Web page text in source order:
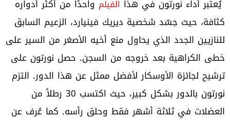
يُعتبر أداء نورتون في هذا الفيلم واحدًا من أكثر أدواره
كثافة، حيث جسّد شخصية ديريك فينيارد، الزعيم السابق
للنازيين الجدد الذي يحاول منع أخيه الأصغر من السير على
خطى الكراهية بعد خروجه من السجن. حصل نورتون على
ترشيح لجائزة الأوسكار لأفضل ممثل عن هذا الدور. التزم
نورتون بالدور بشكل كبير، حيث اكتسب 30 رطلاً من
العضلات في ثلاثة أشهر فقط وحلق رأسه. كما عُرف عن